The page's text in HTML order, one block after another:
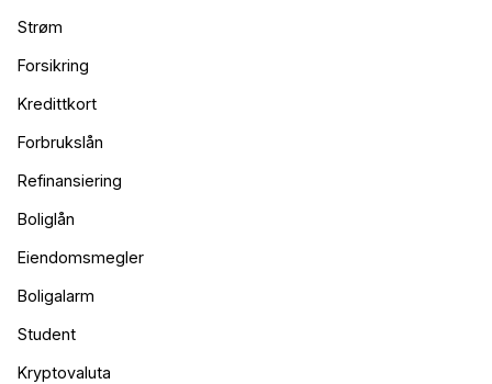
Strøm
Forsikring
Kredittkort
Forbrukslån
Refinansiering
Boliglån
Eiendomsmegler
Boligalarm
Student
Kryptovaluta